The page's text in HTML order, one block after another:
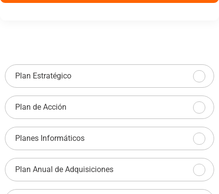
Plan Estratégico
Plan de Acción
Planes Informáticos
Plan Anual de Adquisiciones